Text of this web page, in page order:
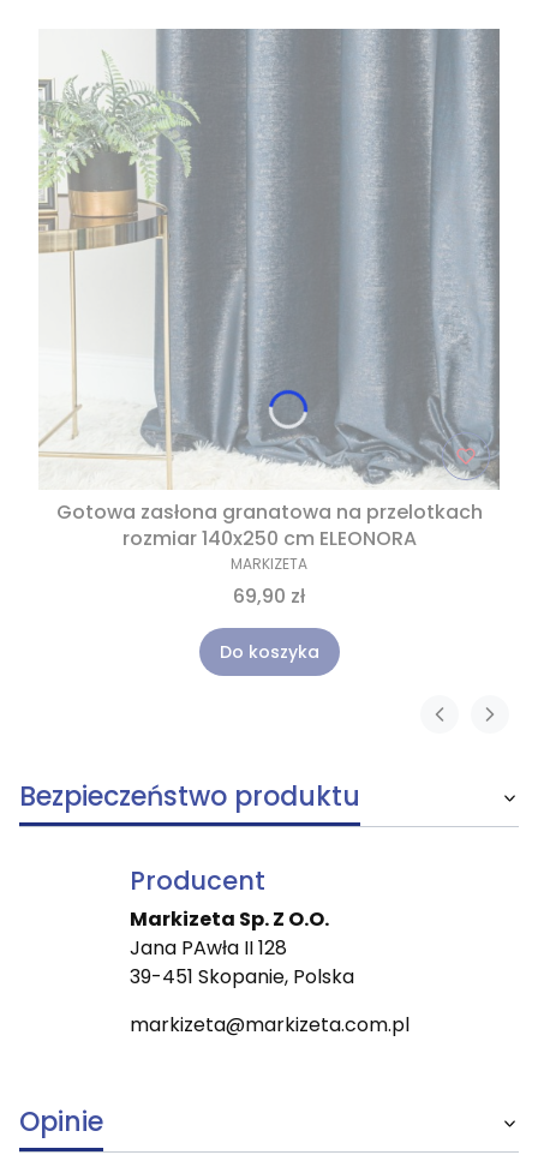
Gotowa zasłona granatowa na przelotkach
rozmiar 140x250 cm ELEONORA
MARKIZETA
69,90 zł
Do koszyka
Bezpieczeństwo produktu
Producent
Markizeta Sp. Z O.O.
Jana PAwła II 128
39-451 Skopanie, Polska
markizeta@markizeta.com.pl
Opinie